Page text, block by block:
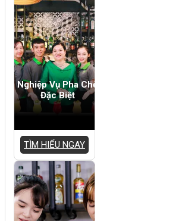
Nghiệp Vụ Pha Chế
Đặc Biệt
TÌM HIỂU NGAY